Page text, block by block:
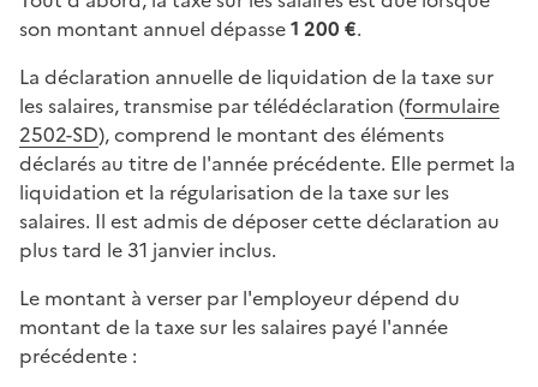
son montant annuel dépasse1 200 €.
La déclaration annuelle de liquidation de la taxe sur
les salaires, transmise par télédéclaration (formulaire
2502-SD), comprend le montant des éléments
déclarés au titre de l'année précédente. Elle permet la
liquidation et la régularisation de la taxe sur les
salaires. Il est admis de déposer cette déclaration au
plus tard le 31 janvier inclus.
Le montant à verser par l'employeur dépend du
montant de la taxe sur les salaires payé l'année
précédente :